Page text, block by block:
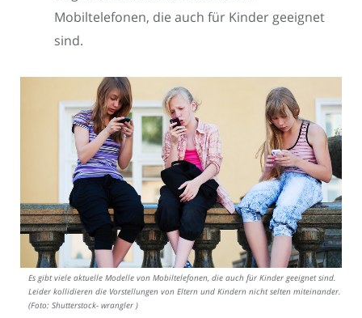
Mobiltelefonen, die auch für Kinder geeignet
sind.
Es gibt viele aktuelle Modelle von Mobiltelefonen, die auch für Kinder geeignet sind.
Leider kollidieren die Vorstellungen von Eltern und Kindern nicht selten miteinander.
(Foto: Shutterstock- wrangler )